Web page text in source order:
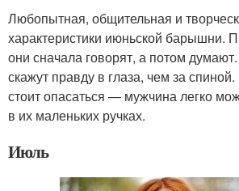
Любопытная, общительная и
характеристики июньской барышни.
они сначала говорят, а потом
скажут правду в глаза, чем за
стоит опасаться — мужчина легко
в их маленьких ручках.
Июль